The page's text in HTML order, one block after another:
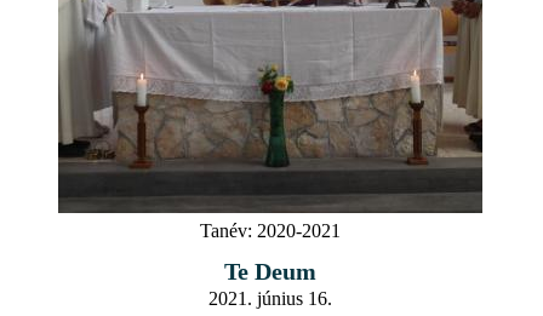
Tanév: 2020-2021
Te Deum
2021. június 16.